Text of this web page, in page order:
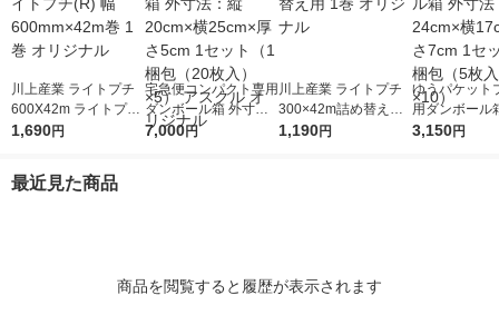
川上産業 ライトプチ
600X42m ライトプチ
(R) 幅600mm×42m巻
1,690円
宅急便コンパクト専用
ダンボール箱 外寸
法：縦20cm×横25cm
7,000円
川上産業 ライトプチ
300×42m詰め替え用
1巻 オリジナル
1,190円
ゆうパケット
用ダンボール
法：縦24cm×
3,150円
最近見た商品
商品を閲覧すると履歴が表示されます